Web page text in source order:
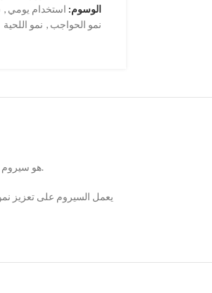
الوسوم: استخدام يومي ,
نمو الحواجب , نمو اللحية
Cute So Cute Hair Serum هو سيروم طبيعي يعتمد على مستخلصات نباتية لتحفيز نمو الشعر في مناطق الوجه وفروة الرأس، بما في ذلك الحواجب، الشارب، اللحية والشعر. لا يُستخدم على الرموش.